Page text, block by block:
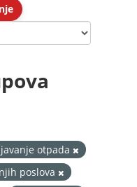
otpada
poslova